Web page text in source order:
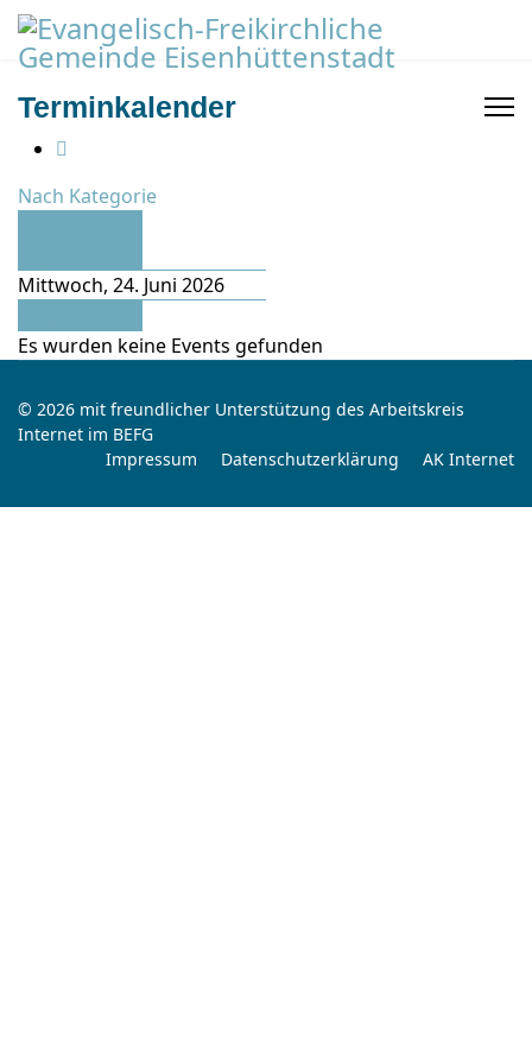
Terminkalender
Nach Kategorie
Mittwoch, 24. Juni 2026
Es wurden keine Events gefunden
© 2026 mit freundlicher Unterstützung des Arbeitskreis
Internet im BEFG
Impressum
Datenschutzerklärung AK Internet